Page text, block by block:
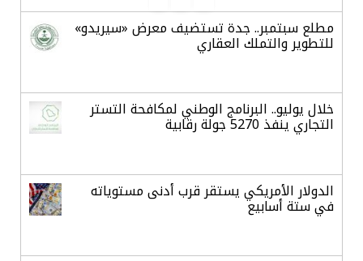
مطلع سبتمبر.. جدة تستضيف معرض «سيريدو»
للتطوير والتملك العقاري
خلال يوليو.. البرنامج الوطني لمكافحة التستر
التجاري ينفذ 5270 جولة رقابية
الدولار الأمريكي يستقر قرب أدنى مستوياته
في ستة أسابيع